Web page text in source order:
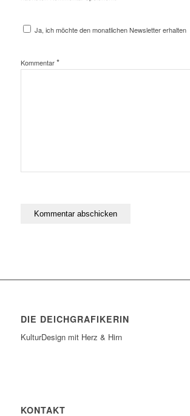
Ja, ich möchte den monatlichen Newsletter erhalten
Kommentar*
DIE DEICHGRAFIKERIN
KulturDesign mit Herz & Hirn
KONTAKT